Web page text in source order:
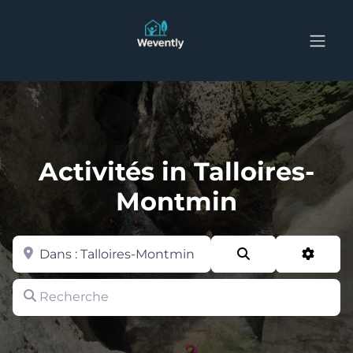
Activités in Talloires-
Montmin
Recherche
Zone